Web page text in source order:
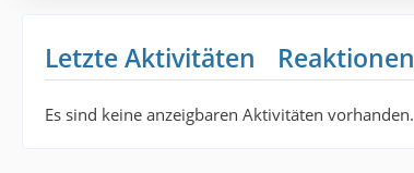
Letzte Aktivitäten Reaktionen
Es sind keine anzeigbaren Aktivitäten vorhanden.